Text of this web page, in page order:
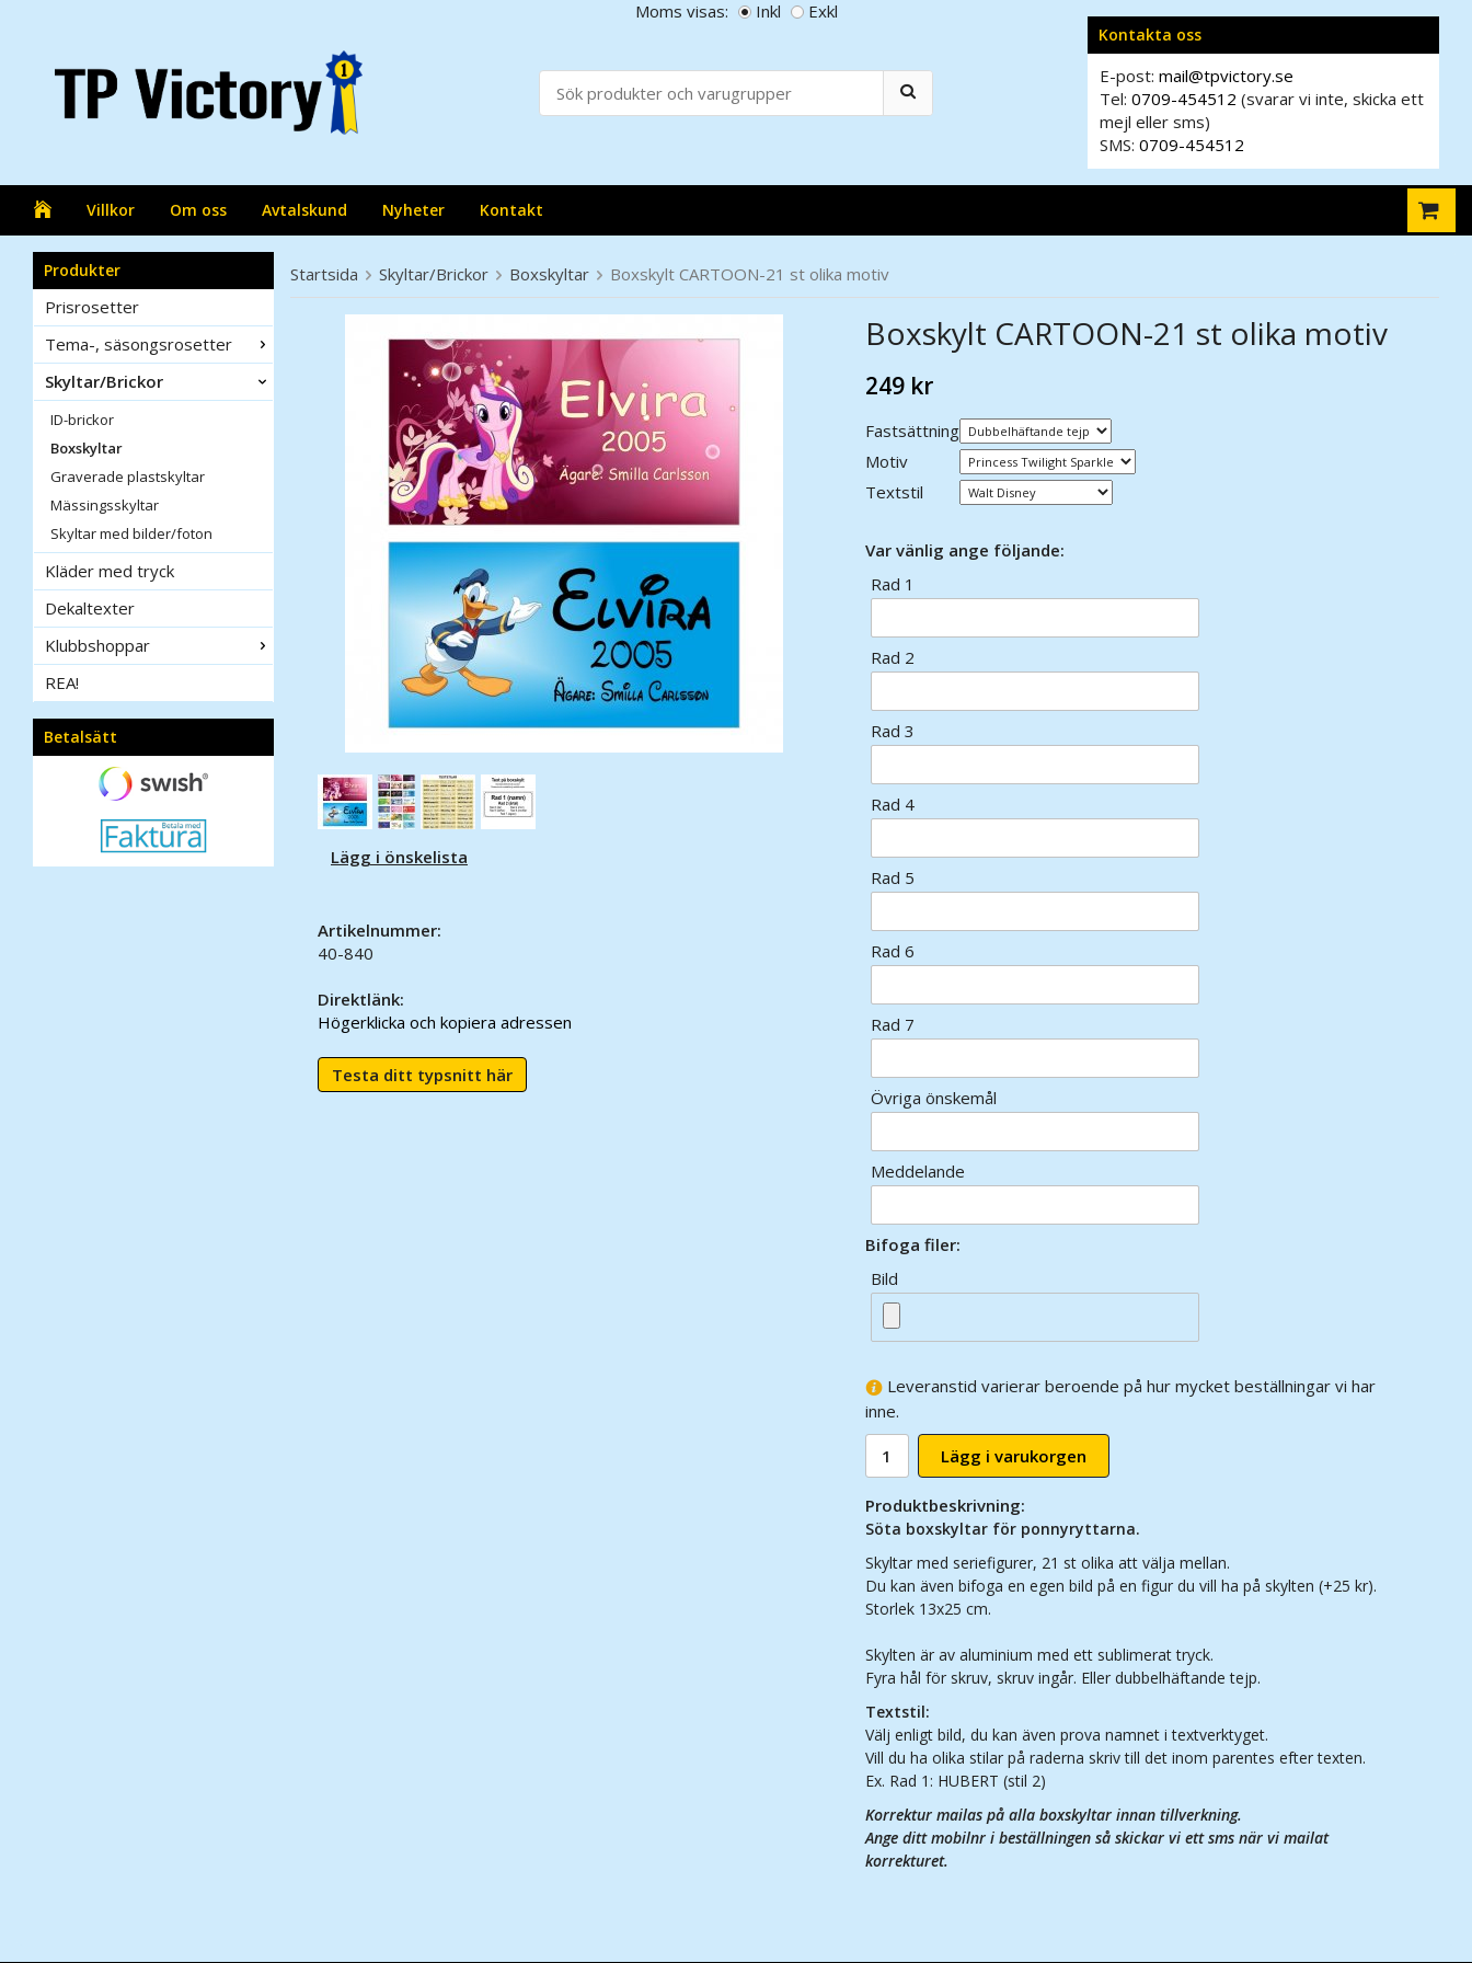
Kontakta oss
E-post: mail@tpvictory.se
Tel: 0709-454512 (svarar vi inte, skicka ett
mejl eller sms)
SMS: 0709-454512
Moms visas: Inkl Exkl
Villkor Om oss Avtalskund Nyheter Kontakt
Produkter
Prisrosetter
Tema-, säsongsrosetter
Skyltar/Brickor
ID-brickor
Boxskyltar
Graverade plastskyltar
Mässingsskyltar
Skyltar med bilder/foton
Kläder med tryck
Dekaltexter
Klubbshoppar
REA!
Betalsätt
Startsida Skyltar/Brickor Boxskyltar Boxskylt CARTOON-21 st olika motiv
Boxskylt CARTOON-21 st olika motiv
249 kr
Fastsättning
Motiv
Textstil
Var vänlig ange följande:
Rad 1
Rad 2
Rad 3
Rad 4
Rad 5
Rad 6
Rad 7
Övriga önskemål
Meddelande
Bifoga filer:
Bild
Leveranstid varierar beroende på hur mycket beställningar vi har
inne.
Lägg i varukorgen
Produktbeskrivning:
Söta boxskyltar för ponnyryttarna.
Skyltar med seriefigurer, 21 st olika att välja mellan.
Du kan även bifoga en egen bild på en figur du vill ha på skylten (+25 kr).
Storlek 13x25 cm.
Skylten är av aluminium med ett sublimerat tryck.
Fyra hål för skruv, skruv ingår. Eller dubbelhäftande tejp.
Textstil:
Välj enligt bild, du kan även prova namnet i textverktyget.
Vill du ha olika stilar på raderna skriv till det inom parentes efter texten.
Ex. Rad 1: HUBERT (stil 2)
Korrektur mailas på alla boxskyltar innan tillverkning.
Ange ditt mobilnr i beställningen så skickar vi ett sms när vi mailat
korrekturet.
Lägg i önskelista
Artikelnummer:
40-840
Direktlänk:
Högerklicka och kopiera adressen
Testa ditt typsnitt här